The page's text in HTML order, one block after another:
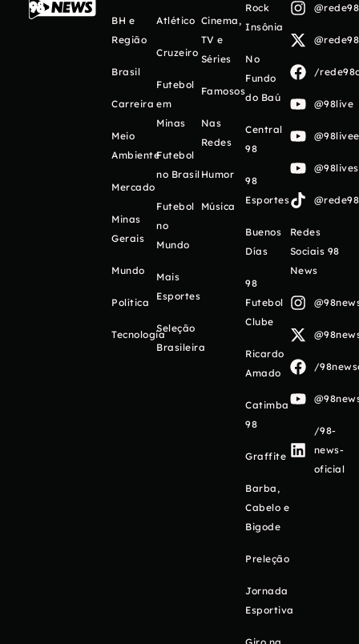
BH e
Região
Brasil
Carreira
Meio
Ambiente
Mercado
Minas
Gerais
Mundo
Política
Tecnologia
Atlético
Cruzeiro
Futebol
em
Minas
Futebol
no Brasil
Futebol
no
Mundo
Mais
Esportes
Seleção
Brasileira
Cinema,
TV e
Séries
Famosos
Nas
Redes
Humor
Música
Rock
Insônia
No
Fundo
do Baú
Central
98
98
Esportes
Buenos
Días
98
Futebol
Clube
Ricardo
Amado
Catimba
98
Graffite
Barba,
Cabelo e
Bigode
Preleção
Jornada
Esportiva
/
@98live
Redes
Sociais 98
News
/
/98-
news-
oficial